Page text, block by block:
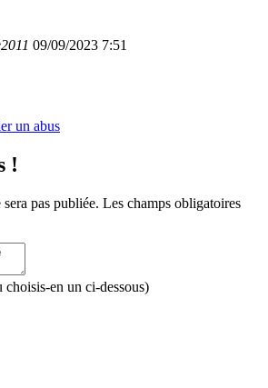
09/09/2023 7:51
un abus
!
pas publiée. Les champs obligatoires
en un ci-dessous)